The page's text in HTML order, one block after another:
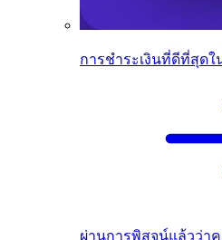
การชำระเงินที่ดีที่สุดใ
ผ่านการพิสูจน์แล้วว่า